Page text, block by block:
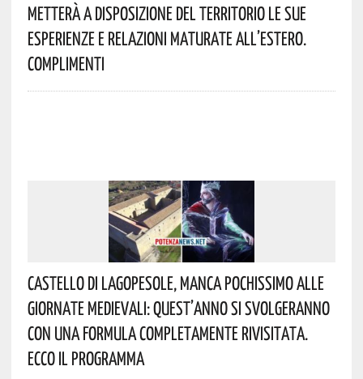
Metterà A Disposizione Del Territorio Le Sue
Esperienze E Relazioni Maturate All’estero.
Complimenti
Castello Di Lagopesole, Manca Pochissimo Alle
Giornate Medievali: Quest’anno Si Svolgeranno
Con Una Formula Completamente Rivisitata.
Ecco Il Programma